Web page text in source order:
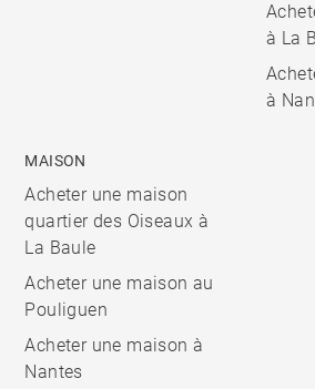
à La
à
MAISON
Acheter une maison
quartier des Oiseaux à
La Baule
Acheter une maison au
Pouliguen
Acheter une maison à
Nantes